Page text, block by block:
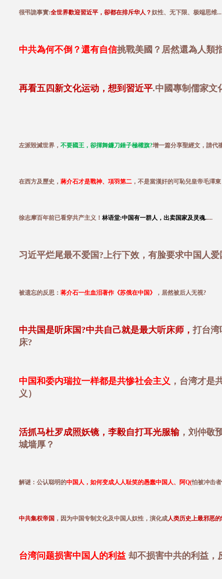
很弔詭事實:全世界歡迎習近平，卻都在排斥华人？奴性、无下限、极端思维...
中共為何不倒？還有自信挑戰美國？居然還為人類
再看五四新文化运动，想到習近平.中國專制儒家文
左派毀滅世界， 不要國王，卻揮舞鐮刀錘子極權旗?增一篇分享聖經文，請代
在西方及歷史， 蔣介石才是戰神、項羽第二 ，不是當漢奸的可恥兒皇帝毛澤東
徐志摩百年前已看穿共产主义！ 林语堂:中国有一群人，出卖国家及灵魂.....
习近平烂尾最不爱国?上行下效，有脸要求中国人爱
被遗忘的反思： 蒋介石一生血泪著作《苏俄在中国》 ，居然被后人无视?
中共国是听床国?中共自己就是最大听床师， 打台湾
床?
中国和委内瑞拉一样都是共惨社会主义 ，台湾才是
义）
活抓马杜罗成照妖镜，李毅自打耳光服输，刘仲敬
城墙厚？
解谜：公认聪明的中国人，如何变成人人耻笑的愚蠢中国人、阿Q(怕被冲击
中共集权帝国 ，因为中国专制文化及中国人奴性，演化成人类历史上最邪恶
台湾问题损害中国人的利益 却不损害中共的利益，